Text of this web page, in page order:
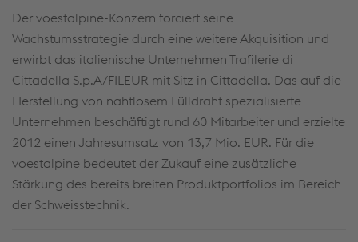
Der voestalpine-Konzern forciert seine
Wachstumsstrategie durch eine weitere Akquisition und
erwirbt das italienische Unternehmen Trafilerie di
Cittadella S.p.A/FILEUR mit Sitz in Cittadella. Das auf die
Herstellung von nahtlosem Fülldraht spezialisierte
Unternehmen beschäftigt rund 60 Mitarbeiter und erzielte
2012 einen Jahresumsatz von 13,7 Mio. EUR. Für die
voestalpine bedeutet der Zukauf eine zusätzliche
Stärkung des bereits breiten Produktportfolios im Bereich
der Schweisstechnik.